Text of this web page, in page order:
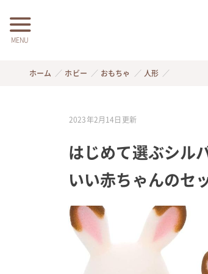
MENU
ホーム ホビー おもちゃ 人形
2023年2月14日 更新
はじめて選ぶシル
いい赤ちゃんのセ